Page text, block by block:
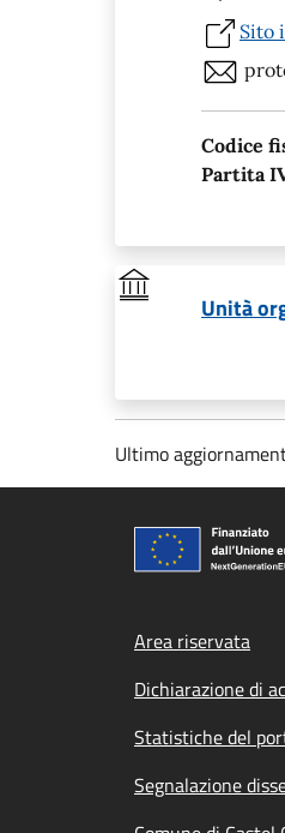
Sito
Codice
Partita
Unità
Ultimo
Footer
Area riservata
Dichiarazione di
Statistiche del
Segnalazione